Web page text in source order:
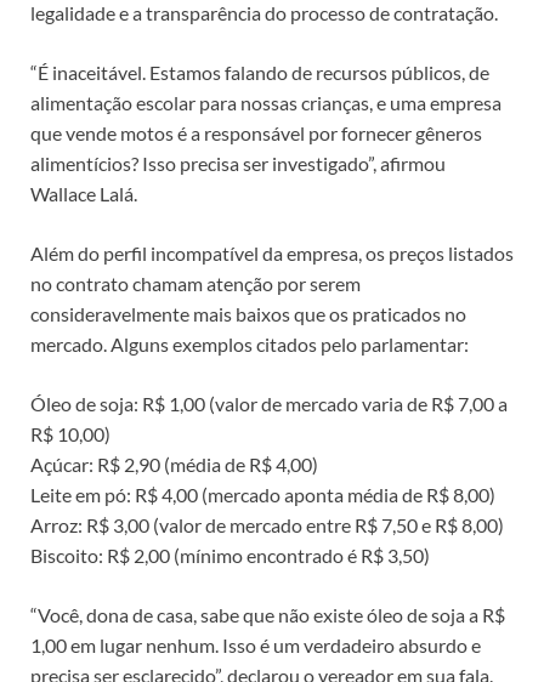
legalidade e a transparência do processo de contratação.
“É inaceitável. Estamos falando de recursos públicos, de
alimentação escolar para nossas crianças, e uma empresa
que vende motos é a responsável por fornecer gêneros
alimentícios? Isso precisa ser investigado”, afirmou
Wallace Lalá.
Além do perfil incompatível da empresa, os preços listados
no contrato chamam atenção por serem
consideravelmente mais baixos que os praticados no
mercado. Alguns exemplos citados pelo parlamentar:
Óleo de soja: R$ 1,00 (valor de mercado varia de R$ 7,00 a
R$ 10,00)
Açúcar: R$ 2,90 (média de R$ 4,00)
Leite em pó: R$ 4,00 (mercado aponta média de R$ 8,00)
Arroz: R$ 3,00 (valor de mercado entre R$ 7,50 e R$ 8,00)
Biscoito: R$ 2,00 (mínimo encontrado é R$ 3,50)
“Você, dona de casa, sabe que não existe óleo de soja a R$
1,00 em lugar nenhum. Isso é um verdadeiro absurdo e
precisa ser esclarecido”, declarou o vereador em sua fala.